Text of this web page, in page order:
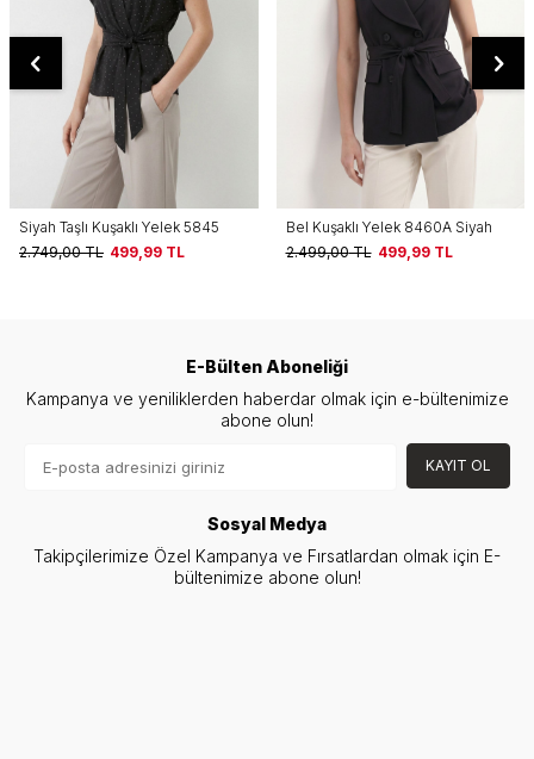
Bel Kuşaklı Yelek 8460A Siyah
2.499,00TL 499,99 TL
Bel Kuşaklı Yelek 8460A Kahve
2.499,00TL 499,99TL
E-Bülten Aboneliği
Kampanya ve yeniliklerden haberdar olmak için e-bültenimize
abone olun!
KAYIT OL
Sosyal Medya
Takipçilerimize Özel Kampanya ve Fırsatlardan olmak için E-
bültenimize abone olun!